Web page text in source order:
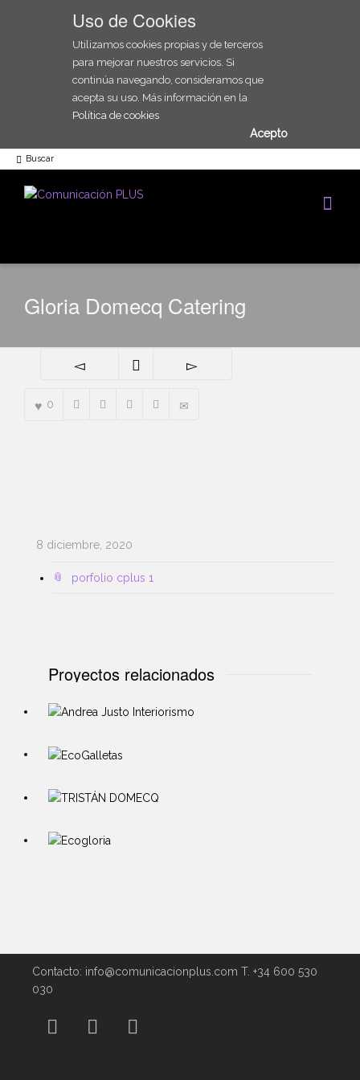
Uso de Cookies
Utilizamos cookies propias y de terceros
para mejorar nuestros servicios. Si
continúa navegando, consideramos que
acepta su uso. Más información en la
Política de cookies
Acepto
Buscar
Gloria Domecq Catering
0
8 diciembre, 2020
porfolio cplus 1
Proyectos relacionados
Contacto: info@comunicacionplus.com T. +34 600 530
030